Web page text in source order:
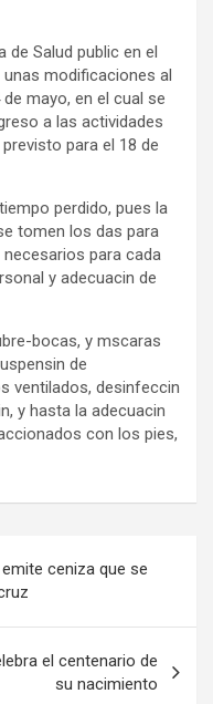
de Salud public en el
unas modificaciones al
mayo, en el cual se
a las actividades
para el 18 de
perdido, pues la
tomen los das para
para cada
y adecuacin de
bocas, y mscaras
de
ventilados, desinfeccin
y hasta la adecuacin
con los pies,
ceniza que se
el centenario de
su nacimiento